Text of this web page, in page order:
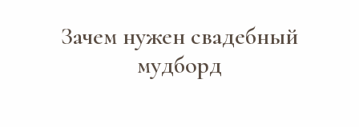
Зачем нужен свадебный
мудборд